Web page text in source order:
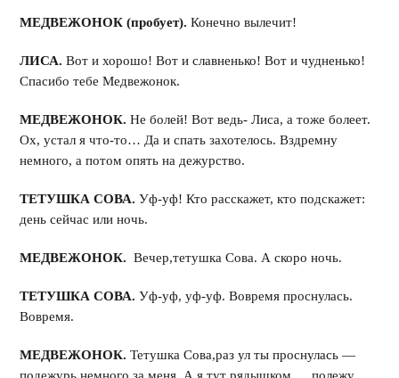
МЕДВЕЖОНОК (пробует).Конечно вылечит!
ЛИСА.Вот и хорошо! Вот и славненько! Вот и чудненько!
Спасибо тебе Медвежонок.
МЕДВЕЖОНОК.Не болей! Вот ведь- Лиса, а тоже болеет.
Ох, устал я что-то… Да и спать захотелось. Вздремну
немного, а потом опять на дежурство.
ТЕТУШКА СОВА.Уф-уф! Кто расскажет, кто подскажет:
день сейчас или ночь.
МЕДВЕЖОНОК. Вечер,тетушка Сова. А скоро ночь.
ТЕТУШКА СОВА.Уф-уф, уф-уф. Вовремя проснулась.
Вовремя.
МЕДВЕЖОНОК.Тетушка Сова,раз ул ты проснулась —